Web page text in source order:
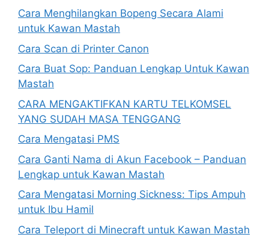
Cara Menghilangkan Bopeng Secara Alami
untuk Kawan Mastah
Cara Scan di Printer Canon
Cara Buat Sop: Panduan Lengkap Untuk Kawan
Mastah
CARA MENGAKTIFKAN KARTU TELKOMSEL
YANG SUDAH MASA TENGGANG
Cara Mengatasi PMS
Cara Ganti Nama di Akun Facebook – Panduan
Lengkap untuk Kawan Mastah
Cara Mengatasi Morning Sickness: Tips Ampuh
untuk Ibu Hamil
Cara Teleport di Minecraft untuk Kawan Mastah